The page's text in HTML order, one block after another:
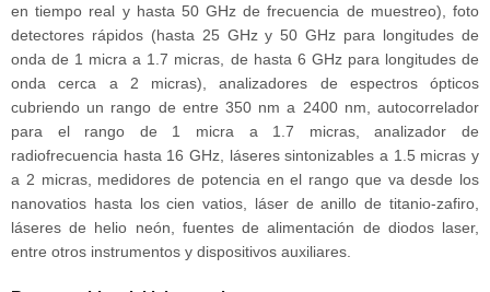
en tiempo real y hasta 50 GHz de frecuencia de muestreo), foto
detectores rápidos (hasta 25 GHz y 50 GHz para longitudes de
onda de 1 micra a 1.7 micras, de hasta 6 GHz para longitudes de
onda cerca a 2 micras), analizadores de espectros ópticos
cubriendo un rango de entre 350 nm a 2400 nm, autocorrelador
para el rango de 1 micra a 1.7 micras, analizador de
radiofrecuencia hasta 16 GHz, láseres sintonizables a 1.5 micras y
a 2 micras, medidores de potencia en el rango que va desde los
nanovatios hasta los cien vatios, láser de anillo de titanio-zafiro,
láseres de helio neón, fuentes de alimentación de diodos laser,
entre otros instrumentos y dispositivos auxiliares.